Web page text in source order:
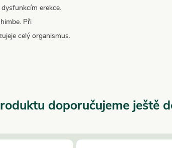
erekce.
Při
celý organismus.
doporučujeme ještě